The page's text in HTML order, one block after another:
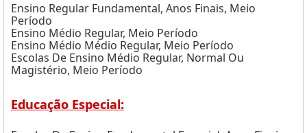
Ensino Regular Fundamental, Anos Finais, Meio
Período
Ensino Médio Regular, Meio Período
Ensino Médio Médio Regular, Meio Período
Escolas De Ensino Médio Regular, Normal Ou
Magistério, Meio Período
Educação Especial: